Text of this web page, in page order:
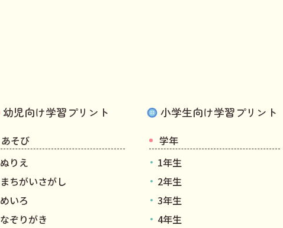
幼児向け学習プリント
あそび
ぬりえ
まちがいさがし
めいろ
なぞりがき
小学生向け学習プリント
学年
1年生
2年生
3年生
4年生